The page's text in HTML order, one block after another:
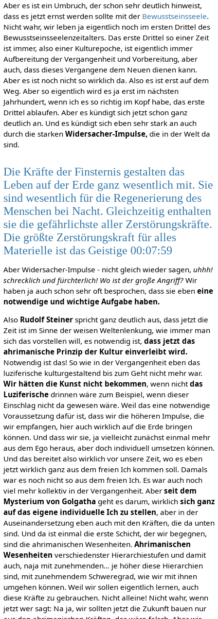
Aber es ist ein Umbruch, der schon sehr deutlich hinweist,
dass es jetzt ernst werden sollte mit der Bewusstseinsseele.
Nicht wahr, wir leben ja eigentlich noch im ersten Drittel des
Bewusstseinsseelenzeitalters. Das erste Drittel so einer Zeit
ist immer, also einer Kulturepoche, ist eigentlich immer
Aufbereitung der Vergangenheit und Vorbereitung, aber
auch, dass dieses Vergangene dem Neuen dienen kann.
Aber es ist noch nicht so wirklich da. Also es ist erst auf dem
Weg. Aber so eigentlich wird es ja erst im nächsten
Jahrhundert, wenn ich es so richtig im Kopf habe, das erste
Drittel ablaufen. Aber es kündigt sich jetzt schon ganz
deutlich an. Und es kündigt sich eben sehr stark an auch
durch die starken Widersacher-Impulse,die in der Welt da
sind.
Die Kräfte der Finsternis gestalten das
Leben auf der Erde ganz wesentlich mit. Sie
sind wesentlich für die Regenerierung des
Menschen bei Nacht. Gleichzeitig enthalten
sie die gefährlichste aller Zerstörungskräfte.
Die größte Zerstörungskraft für alles
Materielle ist das Geistige 00:07:59
Aber Widersacher-Impulse - nicht gleich wieder sagen, uhhh!
schrecklich und fürchterlich! Wo ist der große Angriff?Wir
haben ja auch schon sehr oft besprochen, dass sie eben eine
notwendige und wichtige Aufgabe haben.
Also Rudolf Steinerspricht ganz deutlich aus, dass jetzt die
Zeit ist im Sinne der weisen Weltenlenkung, wie immer man
sich das vorstellen will, es notwendig ist, dass jetzt das
ahrimanische Prinzip der Kultur einverleibt wird.
Notwendig ist das! So wie in der Vergangenheit eben das
luziferische kulturgestaltend bis zum Geht nicht mehr war.
Wir hätten die Kunst nicht bekommen, wenn nichtdas
Luziferischedrinnen wäre zum Beispiel, wenn dieser
Einschlag nicht da gewesen wäre. Weil das eine notwendige
Voraussetzung dafür ist, dass wir die höheren Impulse, die
wir empfangen, hier auch wirklich auf die Erde bringen
können. Und dass wir sie, ja vielleicht zunächst einmal mehr
aus dem Ego heraus, aber doch individuell umsetzen können.
Und das bereitet also wirklich vor unsere Zeit, wo es eben
jetzt wirklich ganz aus dem freien Ich kommen soll. Damals
war es noch nicht so aus dem freien Ich. Es war auch noch
viel mehr kollektiv in der Vergangenheit. Aber seit dem
Mysterium von Golgatha geht es darum, wirklich sich ganz
auf das eigene individuelle Ich zu stellen, aber in der
Auseinandersetzung eben auch mit den Kräften, die da unten
sind. Und da ist einmal die erste Schicht, der wir begegnen,
sind die ahrimanischen Wesenheiten. Ahrimanischen
Wesenheiten verschiedenster Hierarchiestufen und damit
auch, naja mit zunehmenden... je höher diese Hierarchien
sind, mit zunehmendem Schweregrad, wie wir mit ihnen
umgehen können. Weil wir sollen eigentlich lernen, auch
diese Kräfte zu gebrauchen. Nicht alleine! Nicht wahr, wenn
jetzt wer sagt: Na ja, wir sollten jetzt die Zukunft bauen nur